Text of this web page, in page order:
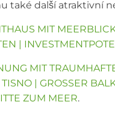
také další atraktivní
MIT
|
MIT
| GROSSER
ZUM MEER.